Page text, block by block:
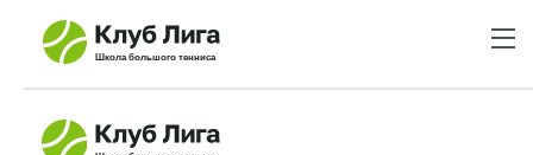
Школа большого тенниса